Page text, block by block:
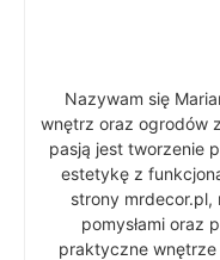
Nazywam się
wnętrz oraz ogrodów
pasją jest tworzenie
estetykę z
strony mrdecor.pl,
pomysłami oraz
praktyczne